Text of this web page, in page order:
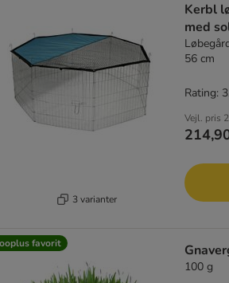
3 varianter
Kerbl
med
56 cm
Vejl. pris
Rating:
favorit
100 g